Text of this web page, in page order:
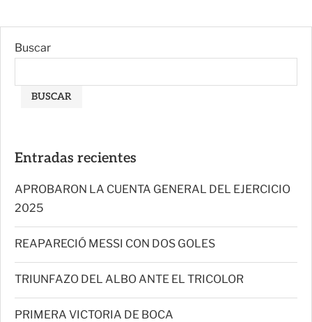
Buscar
BUSCAR
Entradas recientes
APROBARON LA CUENTA GENERAL DEL EJERCICIO
2025
REAPARECIÓ MESSI CON DOS GOLES
TRIUNFAZO DEL ALBO ANTE EL TRICOLOR
PRIMERA VICTORIA DE BOCA